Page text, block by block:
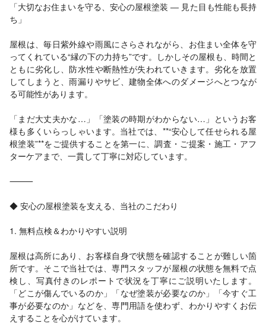
「大切なお住まいを守る、安心の屋根塗装 ― 見た目も性能も長持
ち」
屋根は、毎日紫外線や雨風にさらされながら、お住まい全体を守
ってくれている“縁の下の力持ち”です。しかしその屋根も、時間と
ともに劣化し、防水性や断熱性が失われていきます。劣化を放置
してしまうと、雨漏りやサビ、建物全体へのダメージへとつなが
る可能性があります。
「まだ大丈夫かな…」「塗装の時期がわからない…」というお客
様も多くいらっしゃいます。当社では、**“安心して任せられる屋
根塗装”**をご提供することを第一に、調査・ご提案・施工・アフ
ターケアまで、一貫して丁寧に対応しています。
⸻
◆ 安心の屋根塗装を支える、当社のこだわり
1. 無料点検＆わかりやすい説明
屋根は高所にあり、お客様自身で状態を確認することが難しい箇
所です。そこで当社では、専門スタッフが屋根の状態を無料で点
検し、写真付きのレポートで状況を丁寧にご説明いたします。
「どこが傷んでいるのか」「なぜ塗装が必要なのか」「今すぐ工
事が必要なのか」などを、専門用語を使わず、わかりやすくお伝
えすることを心がけています。